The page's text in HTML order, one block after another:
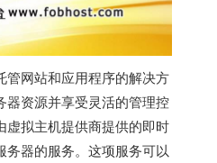
管网站和应用程序的解决方
器资源并享受灵活的管理控
虚拟主机提供商提供的即时
务器的服务。这项服务可以